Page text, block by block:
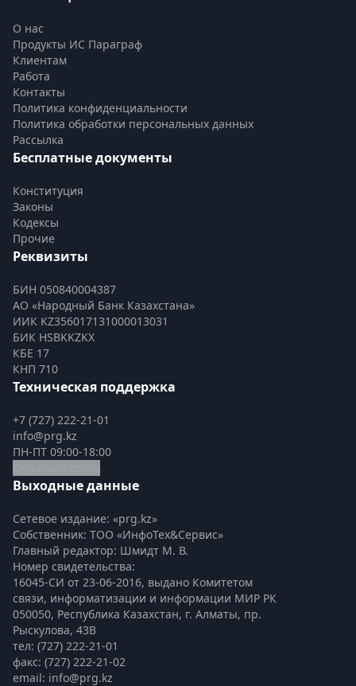
О нас
Продукты ИС Параграф
Клиентам
Работа
Контакты
Политика конфиденциальности
Политика обработки персональных данных
Рассылка
Бесплатные документы
Конституция
Законы
Кодексы
Прочие
Реквизиты
БИН 050840004387
АО «Народный Банк Казахстана»
ИИК KZ356017131000013031
БИК HSBKKZKX
КБЕ 17
КНП 710
Техническая поддержка
+7 (727) 222-21-01
info@prg.kz
ПН-ПТ 09:00-18:00
Выходные данные
Сетевое издание: «prg.kz»
Собственник: ТОО «ИнфоТех&Сервис»
Главный редактор: Шмидт М. В.
Номер свидетельства:
16045-СИ от 23-06-2016, выдано Комитетом
связи, информатизации и информации МИР РК
050050, Республика Казахстан, г. Алматы, пр.
Рыскулова, 43В
тел: (727) 222-21-01
факс: (727) 222-21-02
email: info@prg.kz